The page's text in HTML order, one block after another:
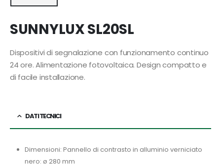
SUNNYLUX SL20SL
Dispositivi di segnalazione con funzionamento continuo
24 ore. Alimentazione fotovoltaica. Design compatto e
di facile installazione.
DATI TECNICI
Dimensioni: Pannello di contrasto in alluminio verniciato
nero: ø 280 mm